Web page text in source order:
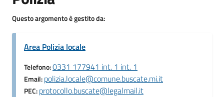
Questo argomento è gestito da:
Area Polizia locale
Telefono:0331 177941 int. 1 int. 1
Email:polizia.locale@comune.buscate.mi.it
PEC:protocollo.buscate@legalmail.it